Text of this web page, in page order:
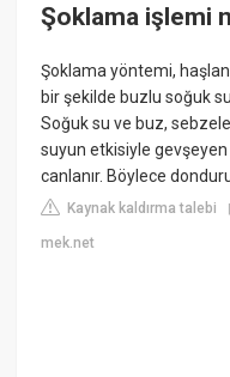
Şoklama işlemi
Şoklama yöntemi,
bir şekilde buzlu soğuk
Soğuk su ve buz,
suyun etkisiyle
canlanır. Böylece
Kaynak kaldırma talebi
mek.net